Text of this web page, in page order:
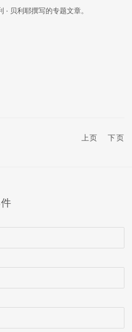
贝利耶撰写的专题文章。
上页 下页